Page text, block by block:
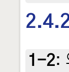
1-2: